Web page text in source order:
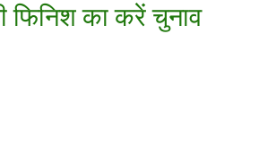
फिनिश का करें चुनाव